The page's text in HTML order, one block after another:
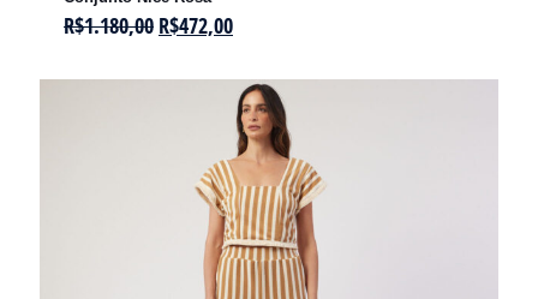
R$1.180,00 R$472,00